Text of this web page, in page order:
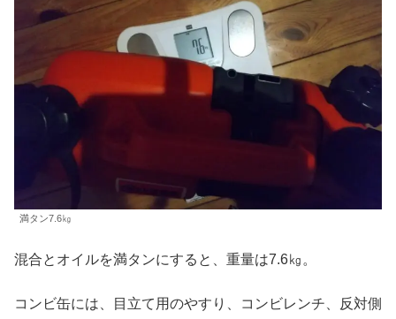
満タン7.6㎏
混合とオイルを満タンにすると、重量は7.6㎏。
コンビ缶には、目立て用のやすり、コンビレンチ、反対側